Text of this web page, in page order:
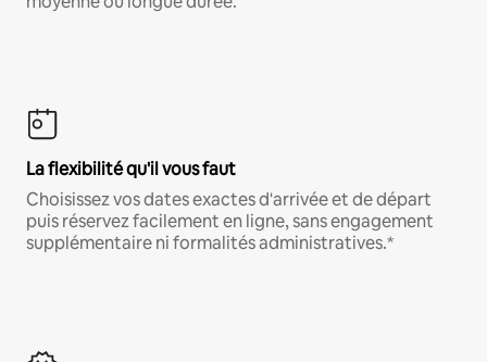
La flexibilité qu'il vous faut
Choisissez vos dates exactes d'arrivée et de départ
puis réservez facilement en ligne, sans engagement
supplémentaire ni formalités administratives.*